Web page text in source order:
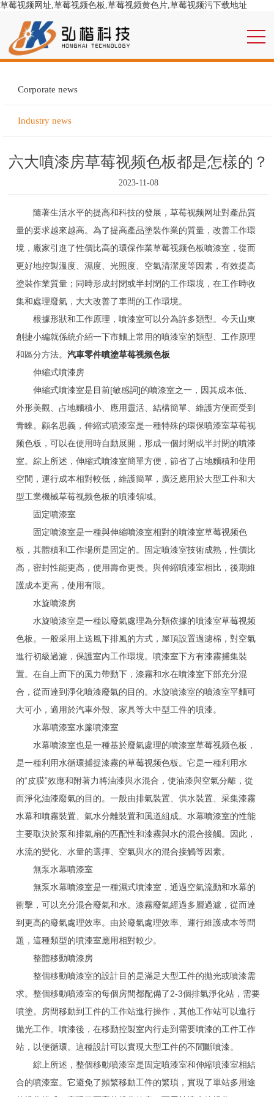
草莓视频网址,草莓视频色板,草莓视频黄色片,草莓视频污下载地址
Corporate news
Industry news
六大噴漆房草莓视频色板都是怎樣的？
2023-11-08
隨著生活水平的提高和科技的發展，草莓视频网址對產品質
量的要求越來越高。為了提高產品塗裝作業的質量，改善工作環
境，廠家引進了性價比高的環保作業草莓视频色板噴漆室，從而
更好地控製溫度、濕度、光照度、空氣清潔度等因素，有效提高
塗裝作業質量；同時形成封閉或半封閉的工作環境，在工作時收
集和處理廢氣，大大改善了車間的工作環境。
根據形狀和工作原理，噴漆室可以分為許多類型。今天山東
創捷小編就係統介紹一下市麵上常用的噴漆室的類型、工作原理
和區分方法。汽車零件噴塗草莓视频色板
伸縮式噴漆房
伸縮式噴漆室是目前[敏感詞]的噴漆室之一，因其成本低、
外形美觀、占地麵積小、應用靈活、結構簡單、維護方便而受到
青睞。顧名思義，伸縮式噴漆室是一種特殊的環保噴漆室草莓视
频色板，可以在使用時自動展開，形成一個封閉或半封閉的噴漆
室。綜上所述，伸縮式噴漆室簡單方便，節省了占地麵積和使用
空間，運行成本相對較低，維護簡單，廣泛應用於大型工件和大
型工業機械草莓视频色板的噴漆領域。
固定噴漆室
固定噴漆室是一種與伸縮噴漆室相對的噴漆室草莓视频色
板，其體積和工作場所是固定的。固定噴漆室技術成熟，性價比
高，密封性能更高，使用壽命更長。與伸縮噴漆室相比，後期維
護成本更高，使用有限。
水旋噴漆房
水旋噴漆室是一種以廢氣處理為分類依據的噴漆室草莓视频
色板。一般采用上送風下排風的方式，屋頂設置過濾棉，對空氣
進行初級過濾，保護室內工作環境。噴漆室下方有漆霧捕集裝
置。在自上而下的風力帶動下，漆霧和水在噴漆室下部充分混
合，從而達到淨化噴漆廢氣的目的。水旋噴漆室的噴漆室平麵可
大可小，適用於汽車外殼、家具等大中型工件的噴漆。
水幕噴漆室水簾噴漆室
水幕噴漆室也是一種基於廢氣處理的噴漆室草莓视频色板，
是一種利用水循環捕捉漆霧的草莓视频色板。它是一種利用水
的“皮膜”效應和附著力將油漆與水混合，使油漆與空氣分離，從
而淨化油漆廢氣的目的。一般由排氣裝置、供水裝置、采集漆霧
水幕和噴霧裝置、氣水分離裝置和風道組成。水幕噴漆室的性能
主要取決於泵和排氣扇的匹配性和漆霧與水的混合接觸。因此，
水流的變化、水量的選擇、空氣與水的混合接觸等因素。
無泵水幕噴漆室
無泵水幕噴漆室是一種濕式噴漆室，通過空氣流動和水幕的
衝擊，可以充分混合廢氣和水。漆霧廢氣經過多層過濾，從而達
到更高的廢氣處理效率。由於廢氣處理效率、運行維護成本等問
題，這種類型的噴漆室應用相對較少。
整體移動噴漆房
整個移動噴漆室的設計目的是滿足大型工件的拋光或噴漆需
求。整個移動噴漆室的每個房間都配備了2-3個排氣淨化站，需要
噴塗。房間移動到工件的工作站進行操作，其他工作站可以進行
拋光工作。噴漆後，在移動控製室內行走到需要噴漆的工件工作
站，以便循環。這種設計可以實現大型工件的不間斷噴漆。
綜上所述，整個移動噴漆室是固定噴漆室和伸縮噴漆室相結
合的噴漆室。它避免了頻繁移動工件的繁瑣，實現了單站多用途